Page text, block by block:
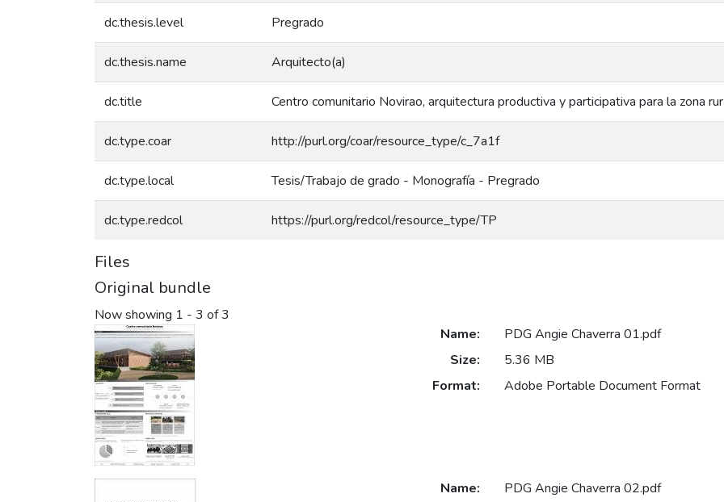
dc.thesis.level Pregrado
dc.thesis.name Arquitecto(a)
dc.title Centro comunitario Novirao, arquitectura productiva y participativa para la zona
dc.type.coar http://purl.org/coar/resource_type/c_7a1f
dc.type.local Tesis/Trabajo de grado - Monografía - Pregrado
dc.type.redcol https://purl.org/redcol/resource_type/TP
Files
Original bundle
Now showing 1 - 3 of 3
Name:
PDG Angie Chaverra 01.pdf
Size:
5.36 MB
Format:
Adobe Portable Document Format
Name:
PDG Angie Chaverra 02.pdf